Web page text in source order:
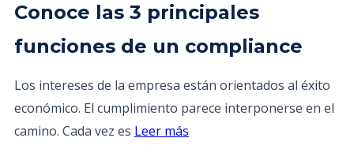
Conoce las 3 principales
funciones de un compliance
Los intereses de la empresa están orientados al éxito
económico. El cumplimiento parece interponerse en el
camino. Cada vez es Leer más